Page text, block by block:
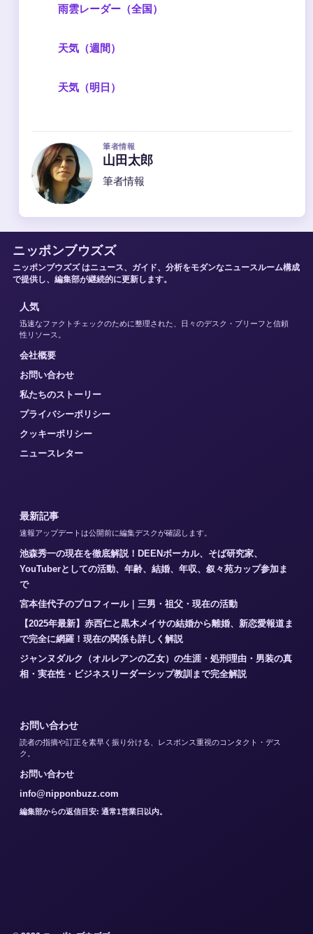
雨雲レーダー（全国）
天気（週間）
天気（明日）
筆者情報
山田太郎
筆者情報
ニッポンブウズズ
ニッポンブウズズ はニュース、ガイド、分析をモダンなニュースルーム構成
で提供し、編集部が継続的に更新します。
人気
迅速なファクトチェックのために整理された、日々のデスク・ブリーフと信頼
性リソース。
会社概要
お問い合わせ
私たちのストーリー
プライバシーポリシー
クッキーポリシー
ニュースレター
最新記事
速報アップデートは公開前に編集デスクが確認します。
池森秀一の現在を徹底解説！DEENボーカル、そば研究家、
YouTuberとしての活動、年齢、結婚、年収、叙々苑カップ参加ま
で
宮本佳代子のプロフィール｜三男・祖父・現在の活動
【2025年最新】赤西仁と黒木メイサの結婚から離婚、新恋愛報道ま
で完全に網羅！現在の関係も詳しく解説
ジャンヌダルク（オルレアンの乙女）の生涯・処刑理由・男装の真
相・実在性・ビジネスリーダーシップ教訓まで完全解説
お問い合わせ
読者の指摘や訂正を素早く振り分ける、レスポンス重視のコンタクト・デス
ク。
お問い合わせ
info@nipponbuzz.com
編集部からの返信目安: 通常1営業日以内。